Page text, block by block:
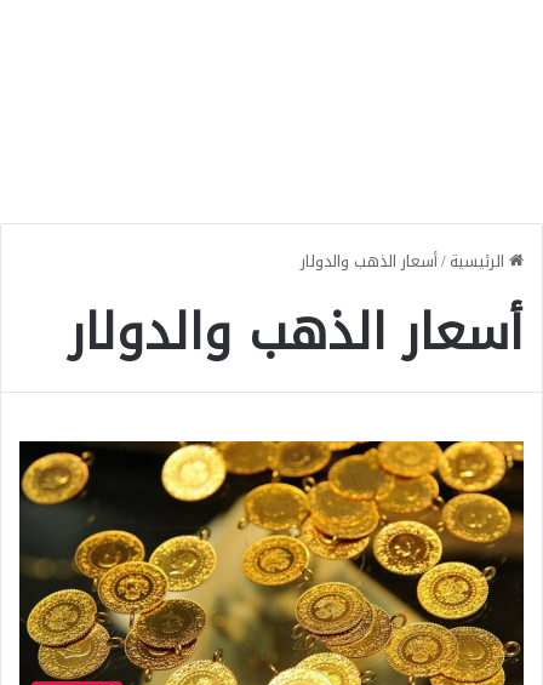
الرئيسية/أسعار الذهب والدولار
أسعار الذهب والدولار